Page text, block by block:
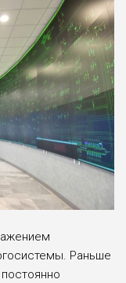
Раньше